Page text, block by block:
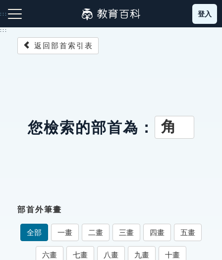
到
主
:::
成語故事
索引選單
知識索引
登入
:::
返回部首索引表
您檢索的部首為： 角
部首外筆畫
全部 一畫 二畫 三畫 四畫 五畫
六畫 七畫 八畫 九畫 十畫